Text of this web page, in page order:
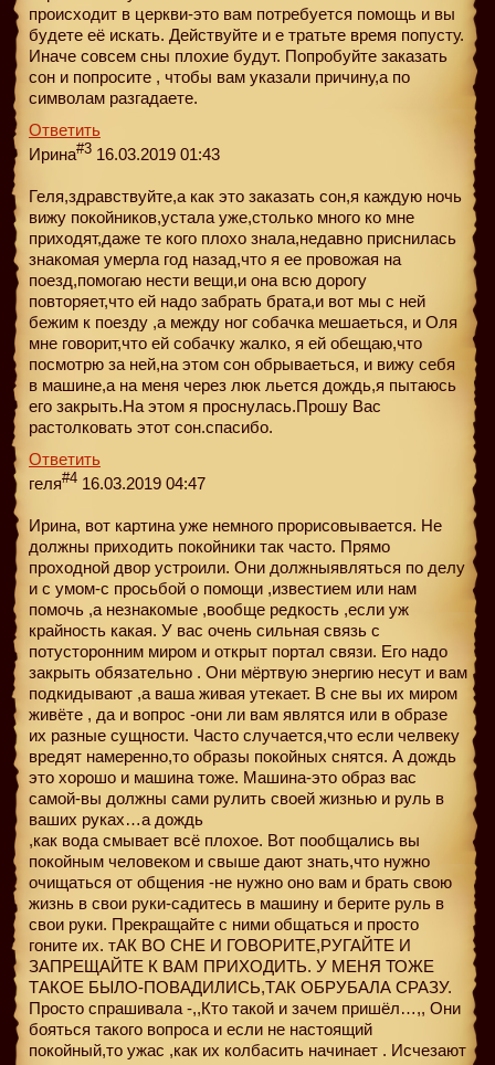
происходит в церкви-это вам потребуется помощь и вы
будете её искать. Действуйте и е тратьте время попусту.
Иначе совсем сны плохие будут. Попробуйте заказать
сон и попросите , чтобы вам указали причину,а по
символам разгадаете.
Ответить
Ирина#3 16.03.2019 01:43
Геля,здравствуйте,а как это заказать сон,я каждую ночь
вижу покойников,устала уже,столько много ко мне
приходят,даже те кого плохо знала,недавно приснилась
знакомая умерла год назад,что я ее провожая на
поезд,помогаю нести вещи,и она всю дорогу
повторяет,что ей надо забрать брата,и вот мы с ней
бежим к поезду ,а между ног собачка мешаеться, и Оля
мне говорит,что ей собачку жалко, я ей обещаю,что
посмотрю за ней,на этом сон обрываеться, и вижу себя
в машине,а на меня через люк льется дождь,я пытаюсь
его закрыть.На этом я проснулась.Прошу Вас
растолковать этот сон.спасибо.
Ответить
геля#4 16.03.2019 04:47
Ирина, вот картина уже немного прорисовывается. Не
должны приходить покойники так часто. Прямо
проходной двор устроили. Они должныявляться по делу
и с умом-с просьбой о помощи ,известием или нам
помочь ,а незнакомые ,вообще редкость ,если уж
крайность какая. У вас очень сильная связь с
потусторонним миром и открыт портал связи. Его надо
закрыть обязательно . Они мёртвую энергию несут и вам
подкидывают ,а ваша живая утекает. В сне вы их миром
живёте , да и вопрос -они ли вам являтся или в образе
их разные сущности. Часто случается,что если челвеку
вредят намеренно,то образы покойных снятся. А дождь
это хорошо и машина тоже. Машина-это образ вас
самой-вы должны сами рулить своей жизнью и руль в
ваших руках…а дождь
,как вода смывает всё плохое. Вот пообщались вы
покойным человеком и свыше дают знать,что нужно
очищаться от общения -не нужно оно вам и брать свою
жизнь в свои руки-садитесь в машину и берите руль в
свои руки. Прекращайте с ними общаться и просто
гоните их. тАК ВО СНЕ И ГОВОРИТЕ,РУГАЙТЕ И
ЗАПРЕЩАЙТЕ К ВАМ ПРИХОДИТЬ. У МЕНЯ ТОЖЕ
ТАКОЕ БЫЛО-ПОВАДИЛИСЬ,ТАК ОБРУБАЛА СРАЗУ.
Просто спрашивала -,,Кто такой и зачем пришёл…,, Они
бояться такого вопроса и если не настоящий
покойный,то ужас ,как их колбасить начинает . Исчезают